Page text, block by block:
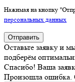
Нажимая на кнопку
персональных данных
Отправить
Оставьте заявку и
подберём
Спасибо! Ваша
Произошла ошибка.